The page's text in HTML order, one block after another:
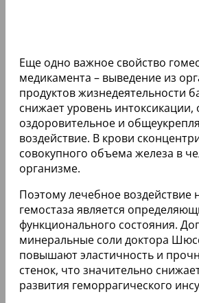
Еще одно важное свойство
медикамента – выведение из
продуктов жизнедеятельности
снижает уровень интоксикации,
оздоровительное и
воздействие. В крови
совокупного объема железа в
организме.
Поэтому лечебное воздействие
гемостаза является
функционального состояния.
минеральные соли доктора
повышают эластичность и
стенок, что значительно
развития геморрагического